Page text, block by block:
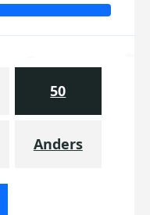
50
Anders